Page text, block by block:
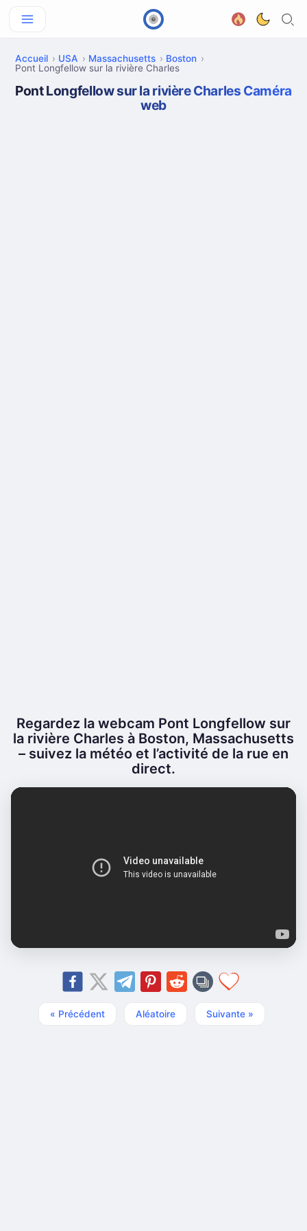
Accueil USA Massachusetts
Boston
Pont Longfellow sur la rivière Charles
Pont Longfellow sur la rivière Charles Caméra
web
Regardez la webcam Pont Longfellow sur
la rivière Charles à Boston, Massachusetts
– suivez la météo et l’activité de la rue en
direct.
« Précédent Aléatoire Suivante »